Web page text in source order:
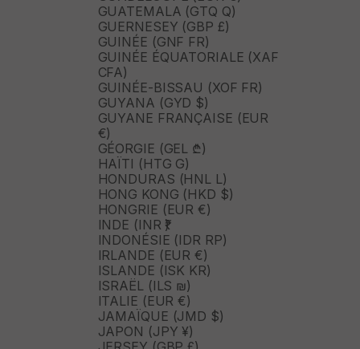
GUATEMALA (GTQ Q)
GUERNESEY (GBP £)
GUINÉE (GNF FR)
GUINÉE ÉQUATORIALE (XAF
CFA)
GUINÉE-BISSAU (XOF FR)
GUYANA (GYD $)
GUYANE FRANÇAISE (EUR
€)
GÉORGIE (GEL ₾)
HAÏTI (HTG G)
HONDURAS (HNL L)
HONG KONG (HKD $)
HONGRIE (EUR €)
INDE (INR ₹)
INDONÉSIE (IDR RP)
IRLANDE (EUR €)
ISLANDE (ISK KR)
ISRAËL (ILS ₪)
ITALIE (EUR €)
JAMAÏQUE (JMD $)
JAPON (JPY ¥)